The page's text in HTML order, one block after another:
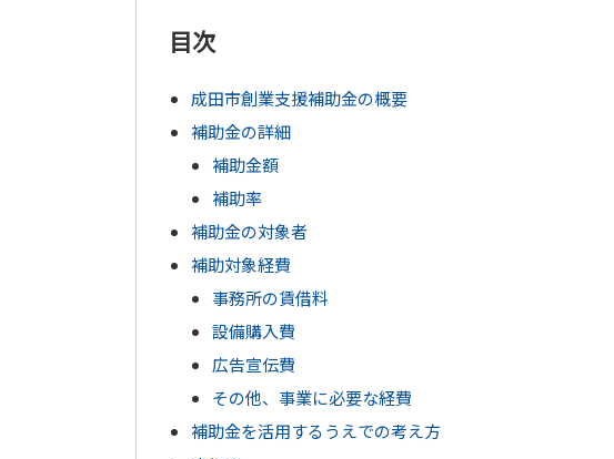
目次
成田市創業支援補助金の概要
補助金の詳細
補助金額
補助率
補助金の対象者
補助対象経費
事務所の賃借料
設備購入費
広告宣伝費
その他、事業に必要な経費
補助金を活用するうえでの考え方